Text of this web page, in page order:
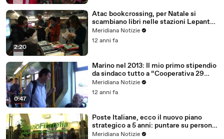
2:20
Atac bookcrossing, per Natale si
scambiano libri nelle stazioni Lepanto
e Conca d’Oro
Meridiana Notizie
12 anni fa
0:47
Marino nel 2013: Il mio primo stipendio
da sindaco tutto a “Cooperativa 29
giugno”
Meridiana Notizie
12 anni fa
Poste Italiane, ecco il nuovo piano
strategico a 5 anni: puntare su persone,
crescita e innovazione
Meridiana Notizie